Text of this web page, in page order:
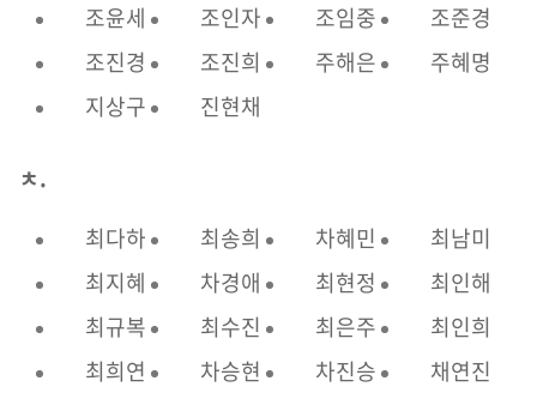
조윤세 조인자 조임중
조준경
조진경
조진희 주해은
주혜명
지상구
진현채
ㅊ.
최다하
최송희 차혜민
최남미
최지혜
차경애 최현정
최인해
최규복
최수진 최은주
최인희
최희연
차승현 차진승
채연진